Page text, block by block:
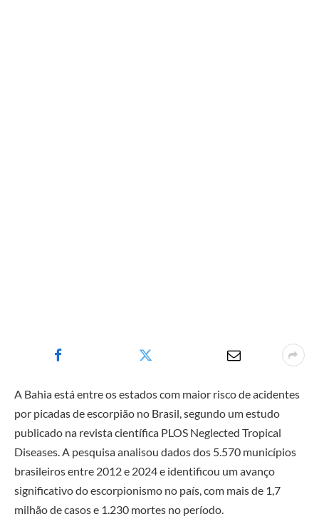
A Bahia está entre os estados com maior risco de acidentes
por picadas de escorpião no Brasil, segundo um estudo
publicado na revista científica PLOS Neglected Tropical
Diseases. A pesquisa analisou dados dos 5.570 municípios
brasileiros entre 2012 e 2024 e identificou um avanço
significativo do escorpionismo no país, com mais de 1,7
milhão de casos e 1.230 mortes no período.